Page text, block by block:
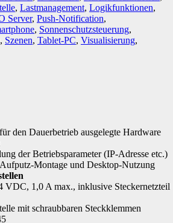
, Lastmanagement, Logikfunktionen,
Server, Push-Notification,
, Sonnenschutzsteuerung,
, Szenen, Tablet-PC, Visualisierung,
den Dauerbetrieb ausgelegte Hardware
der Betriebsparameter (IP-Adresse etc.)
Montage und Desktop-Nutzung
VDC, 1,0 A max., inklusive Steckernetzteil
mit schraubbaren Steckklemmen